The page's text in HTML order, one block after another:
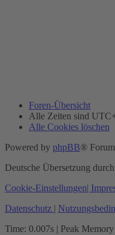
Foren-Übersicht
Alle Zeiten sind
Alle Cookies löschen
Powered by phpBB®
Deutsche Übersetzung durch
Cookie-Einstellungen|
Datenschutz |
Time: 0.007s | Peak